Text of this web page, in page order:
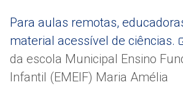
Para aulas remotas,
material acessível de ciências.
da escola Municipal Ensino
Infantil (EMEIF) Maria Amélia